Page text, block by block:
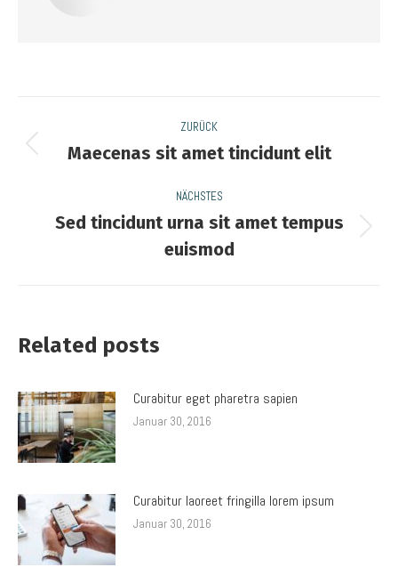
Kommentarnavigation
ZURÜCK
Vorheriger
Maecenas sit amet tincidunt elit
NÄCHSTES
Beitrag:
Sed tincidunt urna sit amet tempus
euismod
Related posts
Curabitur eget pharetra sapien
Januar 30, 2016
Curabitur laoreet fringilla lorem ipsum
Januar 30, 2016